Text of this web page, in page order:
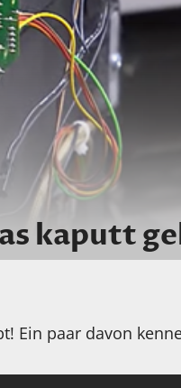
kaputt
Ein paar davon